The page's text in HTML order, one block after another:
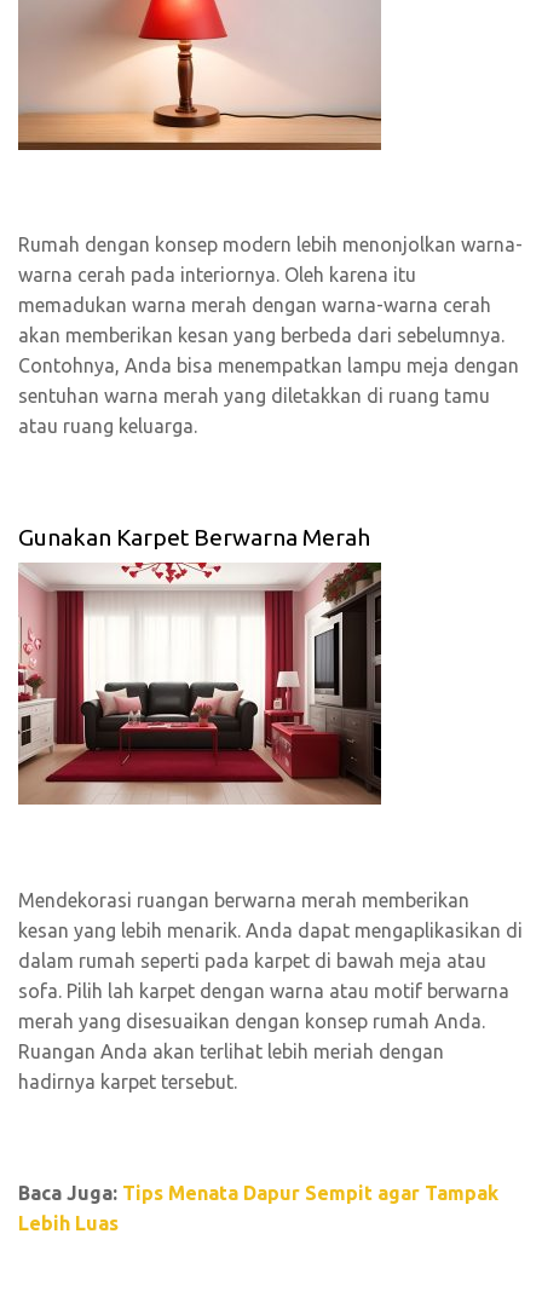
Rumah dengan konsep modern lebih menonjolkan warna-
warna cerah pada interiornya. Oleh karena itu
memadukan warna merah dengan warna-warna cerah
akan memberikan kesan yang berbeda dari sebelumnya.
Contohnya, Anda bisa menempatkan lampu meja dengan
sentuhan warna merah yang diletakkan di ruang tamu
atau ruang keluarga.
Gunakan Karpet Berwarna Merah
Mendekorasi ruangan berwarna merah memberikan
kesan yang lebih menarik. Anda dapat mengaplikasikan di
dalam rumah seperti pada karpet di bawah meja atau
sofa. Pilih lah karpet dengan warna atau motif berwarna
merah yang disesuaikan dengan konsep rumah Anda.
Ruangan Anda akan terlihat lebih meriah dengan
hadirnya karpet tersebut.
Baca Juga: Tips Menata Dapur Sempit agar Tampak
Lebih Luas